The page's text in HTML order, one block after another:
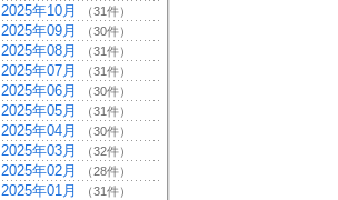
2025年10月 （31件）
2025年09月 （30件）
2025年08月 （31件）
2025年07月 （31件）
2025年06月 （30件）
2025年05月 （31件）
2025年04月 （30件）
2025年03月 （32件）
2025年02月 （28件）
2025年01月 （31件）